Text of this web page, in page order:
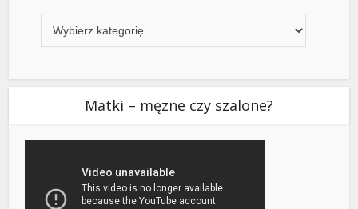
Matki – męzne czy szalone?